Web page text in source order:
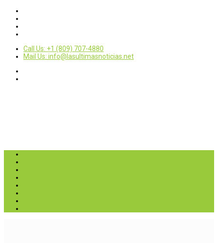
Call Us: +1 (809) 707-4880
Mail Us: info@lasultimasnoticias.net